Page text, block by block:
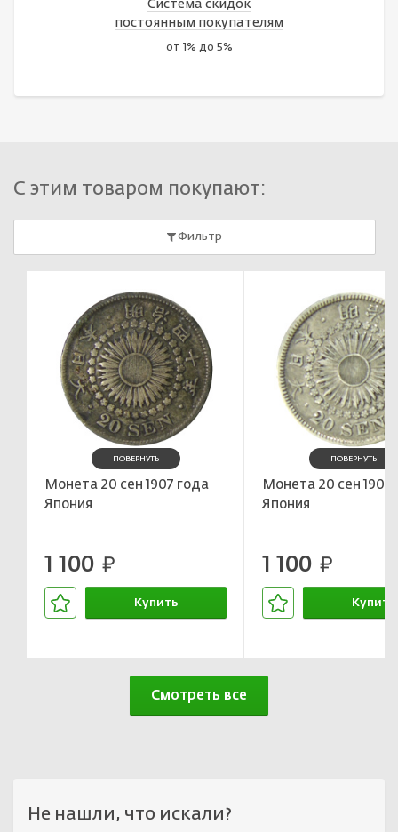
Система скидок
постоянным покупателям
от 1% до 5%
С этим товаром покупают:
Фильтр
ПОВЕРНУТЬ
Монета 20 сен 1907 года
Япония
1 100 руб.
Купить
ПОВЕРНУТЬ
Монета 20 сен 1906
Япония
1 100 руб.
Купить
Смотреть все
Не нашли, что искали?